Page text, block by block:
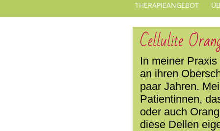
THERAPIEANGEBOT
Cellulite
In meiner
an ihren
paar Jahren.
Patientinnen,
oder auch
diese Dellen